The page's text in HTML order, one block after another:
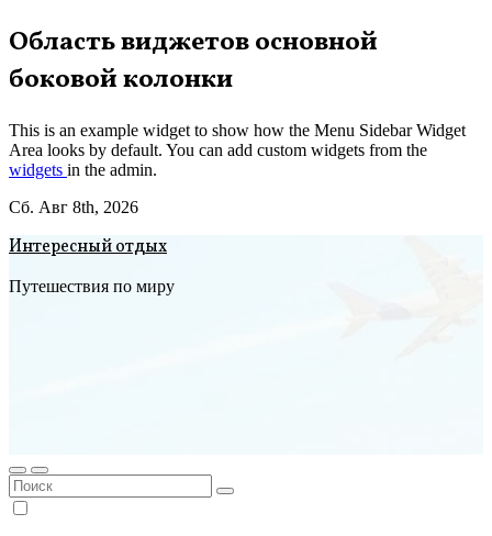
Перейти
к
содержимому
Область виджетов основной
боковой колонки
This is an example widget to show how the Menu Sidebar Widget
Area looks by default. You can add custom widgets from the
widgets in the admin.
Сб. Авг 8th, 2026
Интересный отдых
Путешествия по миру